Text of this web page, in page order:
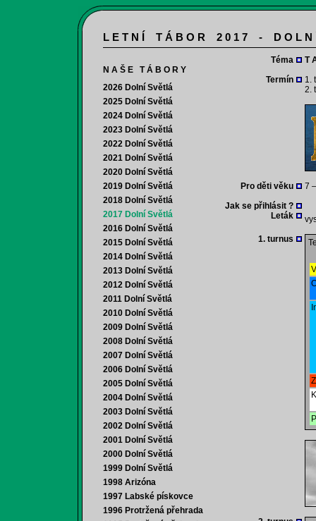
L E T N Í T Á B O R 2 0 1 7 - D O L
N A Š E T Á B O R Y
2026 Dolní Světlá
2025 Dolní Světlá
2024 Dolní Světlá
2023 Dolní Světlá
2022 Dolní Světlá
2021 Dolní Světlá
2020 Dolní Světlá
2019 Dolní Světlá
2018 Dolní Světlá
2017 Dolní Světlá
2016 Dolní Světlá
2015 Dolní Světlá
2014 Dolní Světlá
2013 Dolní Světlá
2012 Dolní Světlá
2011 Dolní Světlá
2010 Dolní Světlá
2009 Dolní Světlá
2008 Dolní Světlá
2007 Dolní Světlá
2006 Dolní Světlá
2005 Dolní Světlá
2004 Dolní Světlá
2003 Dolní Světlá
2002 Dolní Světlá
2001 Dolní Světlá
2000 Dolní Světlá
1999 Dolní Světlá
1998 Arizóna
1997 Labské pískovce
1996 Protržená přehrada
Téma
T
Termín
1.
2.
Pro děti věku
7
Jak se přihlásit ?
Leták
1. turnus